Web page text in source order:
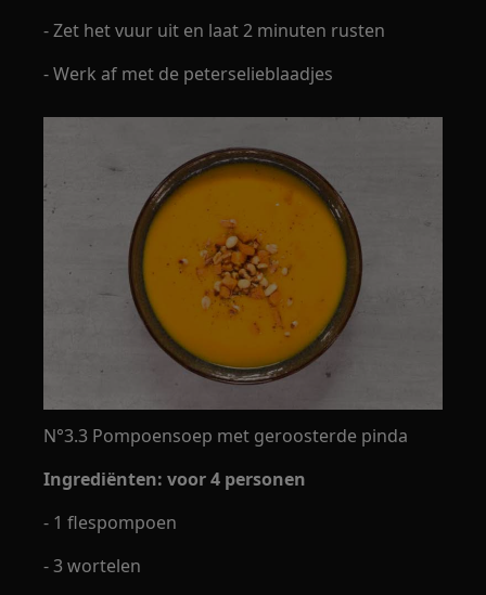
- Zet het vuur uit en laat 2 minuten rusten
- Werk af met de peterselieblaadjes
N°3.3 Pompoensoep met geroosterde pinda
Ingrediënten: voor 4 personen
- 1 flespompoen
- 3 wortelen